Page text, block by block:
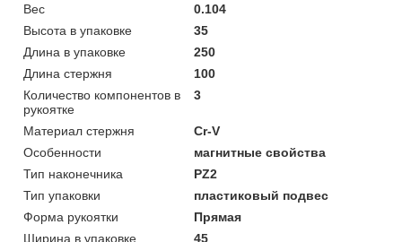
Вес
0.104
Высота в упаковке
35
Длина в упаковке
250
Длина стержня
100
Количество компонентов в
рукоятке
3
Материал стержня
Cr-V
Особенности
магнитные свойства
Тип наконечника
PZ2
Тип упаковки
пластиковый подвес
Форма рукоятки
Прямая
Ширина в упаковке
45